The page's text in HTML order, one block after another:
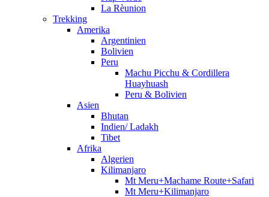
La Rèunion
Trekking
Amerika
Argentinien
Bolivien
Peru
Machu Picchu & Cordillera
Huayhuash
Peru & Bolivien
Asien
Bhutan
Indien/ Ladakh
Tibet
Afrika
Algerien
Kilimanjaro
Mt Meru+Machame Route+Safari
Mt Meru+Kilimanjaro